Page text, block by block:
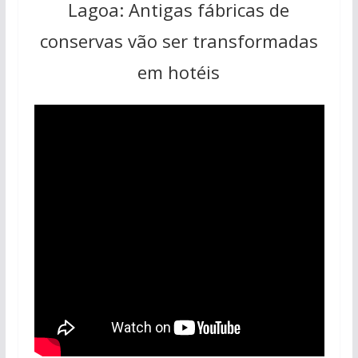
Lagoa: Antigas fábricas de
conservas vão ser transformadas
em hotéis